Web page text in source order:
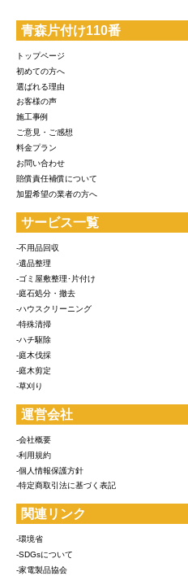
青森片付け110番
トップページ
初めての方へ
選ばれる理由
お客様の声
施工事例
ご意見・ご感想
料金プラン
お問い合わせ
賠償責任補償について
加盟希望の業者の方へ
サービス一覧
-不用品回収
-遺品整理
-ゴミ屋敷整理･片付け
-庭石処分・撤去
-ハウスクリーニング
-特殊清掃
-ハチ駆除
-庭木伐採
-庭木剪定
-草刈り
運営会社
-会社概要
-利用規約
-個人情報保護方針
-特定商取引法に基づく表記
関連リンク
-環境省
-SDGsについて
-家電製品協会